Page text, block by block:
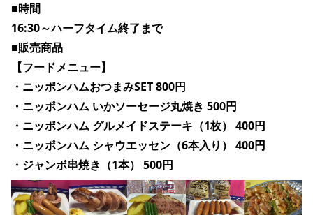
■時間
16:30～ハーフタイム終了まで
■販売商品
【フードメニュー】
・ニッポンハムおつまみSET 800円
・ニッポンハム いかソーセージ丸焼き 500円
・ニッポンハム グルメイドステーキ（1枚） 400円
・ニッポンハム シャウエッセン（6本入り） 400円
・ジャンボ串焼き（1本） 500円